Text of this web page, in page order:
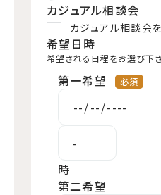
カジュアル相談会
カジュアル相談会
希望日時
希望される日程をお選び下
第一希望
時
第二希望